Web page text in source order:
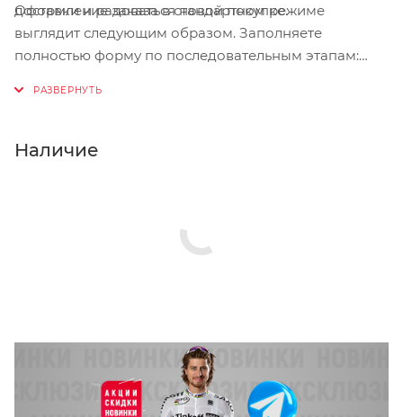
доставки и радоваться новой покупке.
Оформление заказа в стандартном режиме
выглядит следующим образом. Заполняете
полностью форму по последовательным этапам:
Нажмите кнопку «Оформить заказ».
Наличие